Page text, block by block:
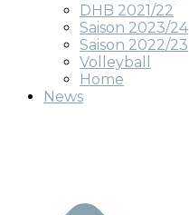
DHB 2021/22
Saison 2023/24
Saison 2022/23
Volleyball
Home
News